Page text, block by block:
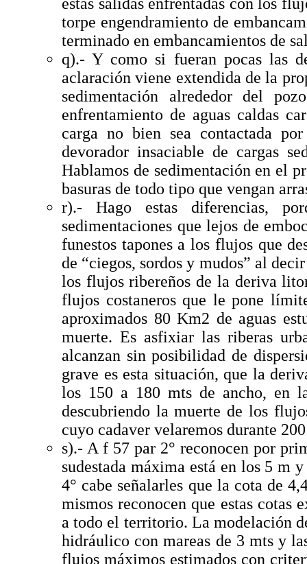
torpe engendramiento de
terminado en embancamientos de
q).- Y como si fueran pocas las
aclaración viene extendida de la
sedimentación alrededor del
enfrentamiento de aguas caldas
carga no bien sea contactada
devorador insaciable de cargas
Hablamos de sedimentación en el
basuras de todo tipo que vengan
r).- Hago estas diferencias,
sedimentaciones que lejos de
funestos tapones a los flujos que
de “ciegos, sordos y mudos” al
los flujos ribereños de la deriva
flujos costaneros que le pone
aproximados 80 Km2 de aguas
muerte. Es asfixiar las riberas
alcanzan sin posibilidad de
grave es esta situación, que la
los 150 a 180 mts de ancho, en
descubriendo la muerte de los
cuyo cadaver velaremos durante
s).- A f 57 par 2° reconocen por
sudestada máxima está en los 5 m
4° cabe señalarles que la cota de
mismos reconocen que estas
a todo el territorio. La modelación
hidráulico con mareas de 3 mts y
flujos máximos estimados con